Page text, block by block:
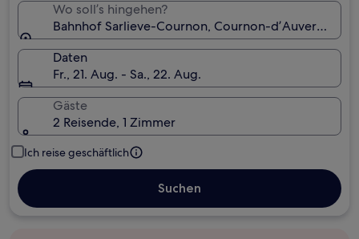
Wo soll’s hingehen?
Bahnhof Sarlieve-Cournon, Cournon-dʼAuvergne,
Daten
Fr., 21. Aug. - Sa., 22. Aug.
Gäste
2 Reisende, 1 Zimmer
Ich reise geschäftlich
Suchen